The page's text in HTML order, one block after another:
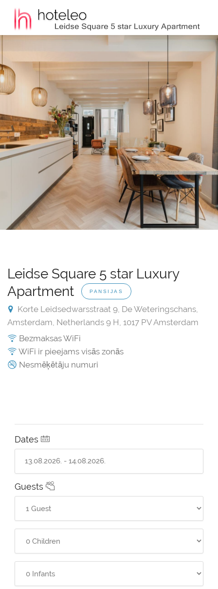
Leidse Square 5 star Luxury
Apartment
PANSIJAS
Korte Leidsedwarsstraat 9, De Weteringschans,
Amsterdam, Netherlands 9 H, 1017 PV Amsterdam
Bezmaksas WiFi
WiFi ir pieejams visās zonās
Nesmēķētāju numuri
Dates
Guests